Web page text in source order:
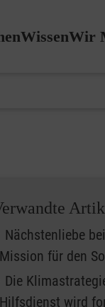
WissenWir
Nächstenliebe
Mission für den
Die
Hilfsdienst wird